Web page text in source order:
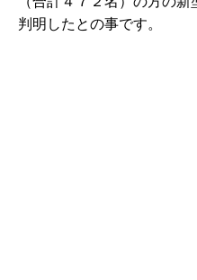
b
判明したとの事です。